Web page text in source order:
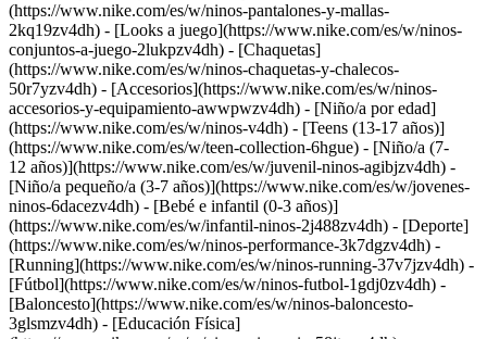
(https://www.nike.com/es/w/ninos-pantalones-y-mallas-
2kq19zv4dh) - [Looks a juego](https://www.nike.com/es/w/ninos-
conjuntos-a-juego-2lukpzv4dh) - [Chaquetas]
(https://www.nike.com/es/w/ninos-chaquetas-y-chalecos-
50r7yzv4dh) - [Accesorios](https://www.nike.com/es/w/ninos-
accesorios-y-equipamiento-awwpwzv4dh) - [Niño/a por edad]
(https://www.nike.com/es/w/ninos-v4dh) - [Teens (13-17 años)]
(https://www.nike.com/es/w/teen-collection-6hgue) - [Niño/a (7-
12 años)](https://www.nike.com/es/w/juvenil-ninos-agibjzv4dh) -
[Niño/a pequeño/a (3-7 años)](https://www.nike.com/es/w/jovenes-
ninos-6dacezv4dh) - [Bebé e infantil (0-3 años)]
(https://www.nike.com/es/w/infantil-ninos-2j488zv4dh) - [Deporte]
(https://www.nike.com/es/w/ninos-performance-3k7dgzv4dh) -
[Running](https://www.nike.com/es/w/ninos-running-37v7jzv4dh) -
[Fútbol](https://www.nike.com/es/w/ninos-futbol-1gdj0zv4dh) -
[Baloncesto](https://www.nike.com/es/w/ninos-baloncesto-
3glsmzv4dh) - [Educación Física]